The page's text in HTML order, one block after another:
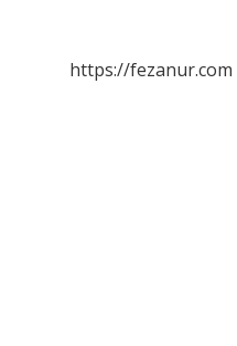
https://fezanur.com